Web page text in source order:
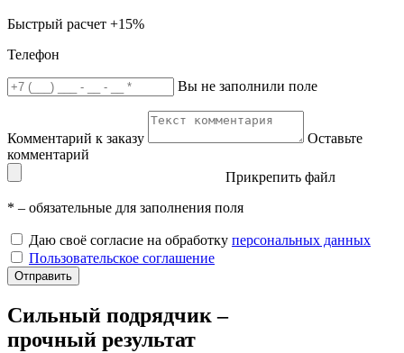
Быстрый расчет +15%
Телефон
Вы не заполнили поле
Комментарий к заказу
Оставьте
комментарий
Прикрепить файл
* – обязательные для заполнения поля
Даю своё согласие на обработку персональных данных
Пользовательское соглашение
Отправить
Сильный подрядчик –
прочный результат